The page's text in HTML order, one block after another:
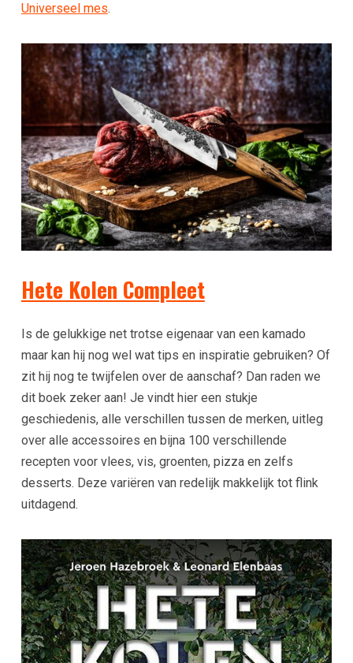
Universeel mes.
Hete Kolen Compleet
Is de gelukkige net trotse eigenaar van een kamado
maar kan hij nog wel wat tips en inspiratie gebruiken? Of
zit hij nog te twijfelen over de aanschaf? Dan raden we
dit boek zeker aan! Je vindt hier een stukje
geschiedenis, alle verschillen tussen de merken, uitleg
over alle accessoires en bijna 100 verschillende
recepten voor vlees, vis, groenten, pizza en zelfs
desserts. Deze variëren van redelijk makkelijk tot flink
uitdagend.